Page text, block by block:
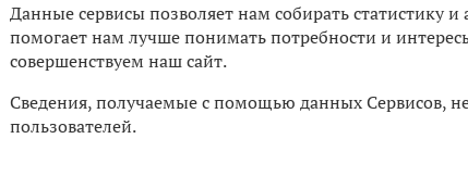
Данные сервисы позволяет нам собирать статистику
помогает нам лучше понимать потребности и
совершенствуем наш сайт.
Сведения, получаемые с помощью данных Сервисов,
пользователей.